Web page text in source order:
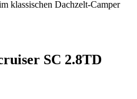
klassischen Dachzelt-Camper
SC 2.8TD